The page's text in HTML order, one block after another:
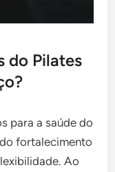
do Pilates
para a saúde do
fortalecimento
Ao